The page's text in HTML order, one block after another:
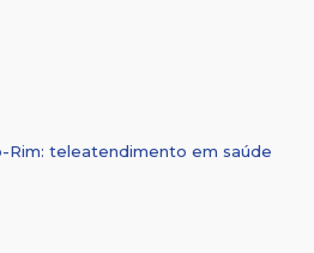
Rim: teleatendimento em saúde